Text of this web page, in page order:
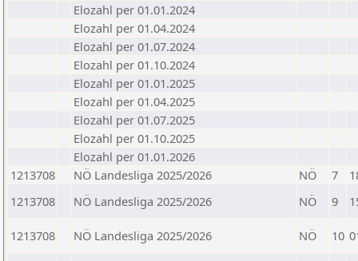
Elozahl per 01.01.2024
Elozahl per 01.04.2024
Elozahl per 01.07.2024
Elozahl per 01.10.2024
Elozahl per 01.01.2025
Elozahl per 01.04.2025
Elozahl per 01.07.2025
Elozahl per 01.10.2025
Elozahl per 01.01.2026
1213708
NÖ Landesliga 2025/2026 NÖ 7
1213708
NÖ Landesliga 2025/2026 NÖ 9
1213708 NÖ Landesliga 2025/2026 NÖ 10